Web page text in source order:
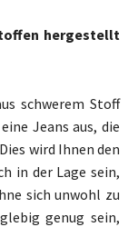
hergestellt
schwerem Stoff
Jeans aus, die
wird Ihnen den
in der Lage sein,
sich unwohl zu
genug sein,